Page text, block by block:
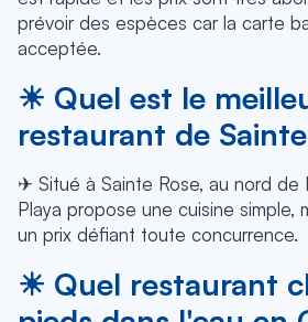
prévoir des espèces car la carte
acceptée.
☀ Quel est le
restaurant de
✈ Situé à Sainte Rose, au nord de
Playa propose une cuisine simple,
un prix défiant toute concurrence.
☀ Quel restaurant